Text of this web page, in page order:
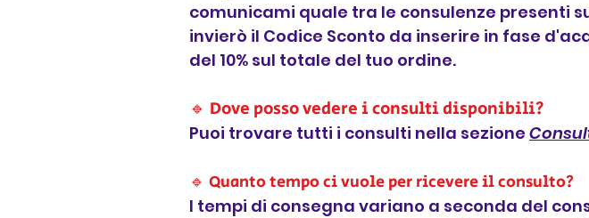
comunicami quale tra le consulenze presenti
invierò il Codice Sconto da inserire in fase
del 10% sul totale del tuo ordine.
🔹 Dove posso vedere i consulti disponibili?
Puoi trovare tutti i consulti nella sezione
🔹 Quanto tempo ci vuole per ricevere il consulto?
I tempi di consegna variano a seconda del